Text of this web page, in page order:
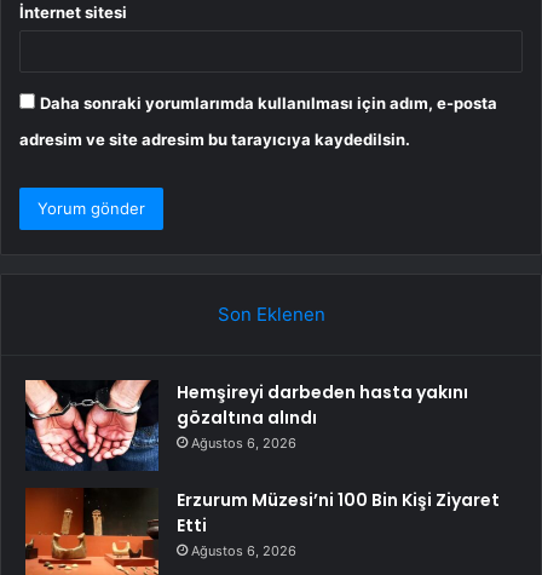
İnternet sitesi
Daha sonraki yorumlarımda kullanılması için adım, e-posta
adresim ve site adresim bu tarayıcıya kaydedilsin.
Son Eklenen
Hemşireyi darbeden hasta yakını
gözaltına alındı
Ağustos 6, 2026
Erzurum Müzesi’ni 100 Bin Kişi Ziyaret
Etti
Ağustos 6, 2026